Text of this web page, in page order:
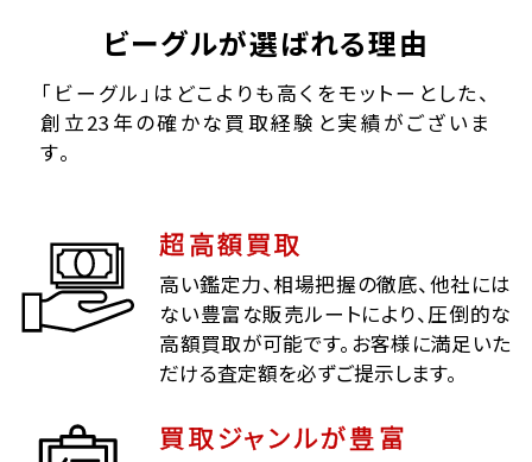
ビーグルが選ばれる理由
「ビーグル」はどこよりも高くをモットーとした、
創立23年の確かな買取経験と実績がございま
す。
超高額買取
高い鑑定力、相場把握の徹底、他社には
ない豊富な販売ルートにより、圧倒的な
高額買取が可能です。お客様に満足いた
だける査定額を必ずご提示します。
買取ジャンルが豊富